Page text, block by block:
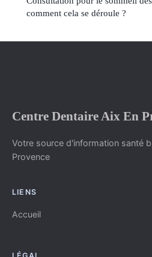
comment cela se déroule ?
Centre Dentaire Aix En
Votre source d'information santé
Provence
LIENS
Accueil